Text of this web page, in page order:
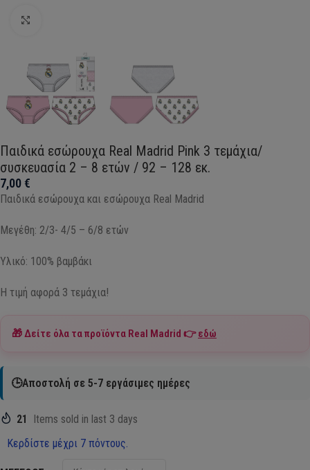
Παιδικά εσώρουχα Real Madrid Pink 3 τεμάχια/
συσκευασία 2 – 8 ετών / 92 – 128 εκ.
7,00€
Παιδικά εσώρουχα και εσώρουχα Real Madrid
Μεγέθη: 2/3- 4/5 – 6/8 ετών
Υλικό: 100% βαμβάκι
Η τιμή αφορά 3 τεμάχια!
🎁 Δείτε όλα τα προϊόντα Real Madrid 👉εδώ
🕒Αποστολή σε 5-7 εργάσιμες ημέρες
21
Items sold in last 3 days
Κερδίστε μέχρι 7 πόντους.